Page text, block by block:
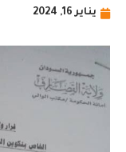
يناير 16, 2024